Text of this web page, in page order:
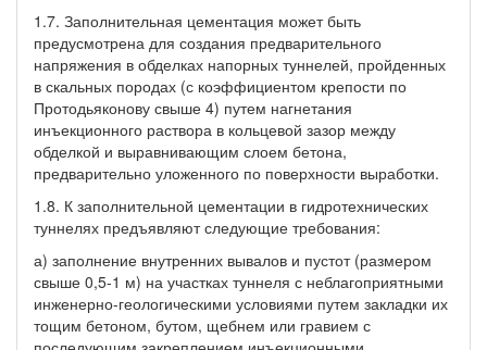
1.7. Заполнительная цементация может быть
предусмотрена для создания предварительного
напряжения в обделках напорных туннелей, пройденных
в скальных породах (с коэффициентом крепости по
Протодьяконову свыше 4) путем нагнетания
инъекционного раствора в кольцевой зазор между
обделкой и выравнивающим слоем бетона,
предварительно уложенного по поверхности выработки.
1.8. К заполнительной цементации в гидротехнических
туннелях предъявляют следующие требования:
а) заполнение внутренних вывалов и пустот (размером
свыше 0,5-1 м) на участках туннеля с неблагоприятными
инженерно-геологическими условиями путем закладки их
тощим бетоном, бутом, щебнем или гравием с